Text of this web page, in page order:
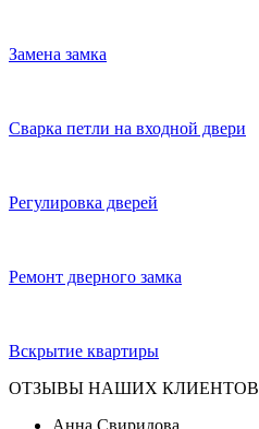
Замена замка
Сварка петли на входной двери
Регулировка дверей
Ремонт дверного замка
Вскрытие квартиры
ОТЗЫВЫ НАШИХ КЛИЕНТОВ
Анна Свиридова